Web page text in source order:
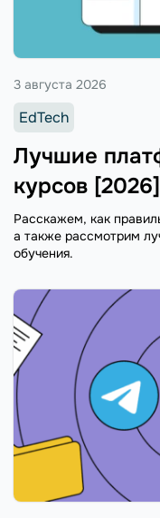
Лучшие
курсов [2026]
3 августа 2026
EdTech
Расскажем, как
а также рассмотрим
обучения.